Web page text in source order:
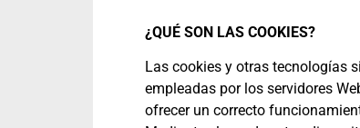
¿QUÉ SON LAS COOKIES?
Las cookies y otras tecnologías
empleadas por los servidores
ofrecer un correcto